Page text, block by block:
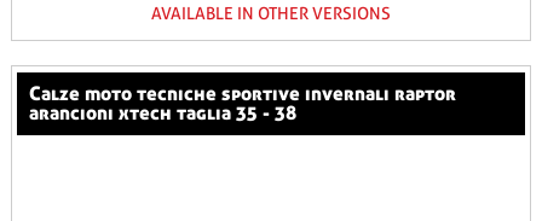
AVAILABLE IN OTHER VERSIONS
calze moto tecniche sportive invernali raptor
arancioni xtech taglia 35 - 38